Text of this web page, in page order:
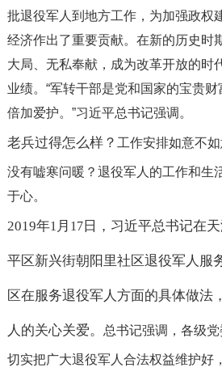
批退役军人到地方工作，为加强政权
经济作出了重要贡献。 在新的历史时
大局、无私奉献，成为改革开放的时
业绩。 “军转干部是党和国家的宝贵财
倍加爱护。 ”习近平总书记强调。
老兵过得怎么样？ 工作安排如意不如
没有嘘寒问暖？ 退役军人的工作和生
于心。
2019年1 月 17日，习近平总书记在
平区新兴街朝阳里社区退役军人服
区在服务退役军人方面的具体做法
人的关心关爱。 总书记强调，各级
切实把广大退役军人合法权益维护好